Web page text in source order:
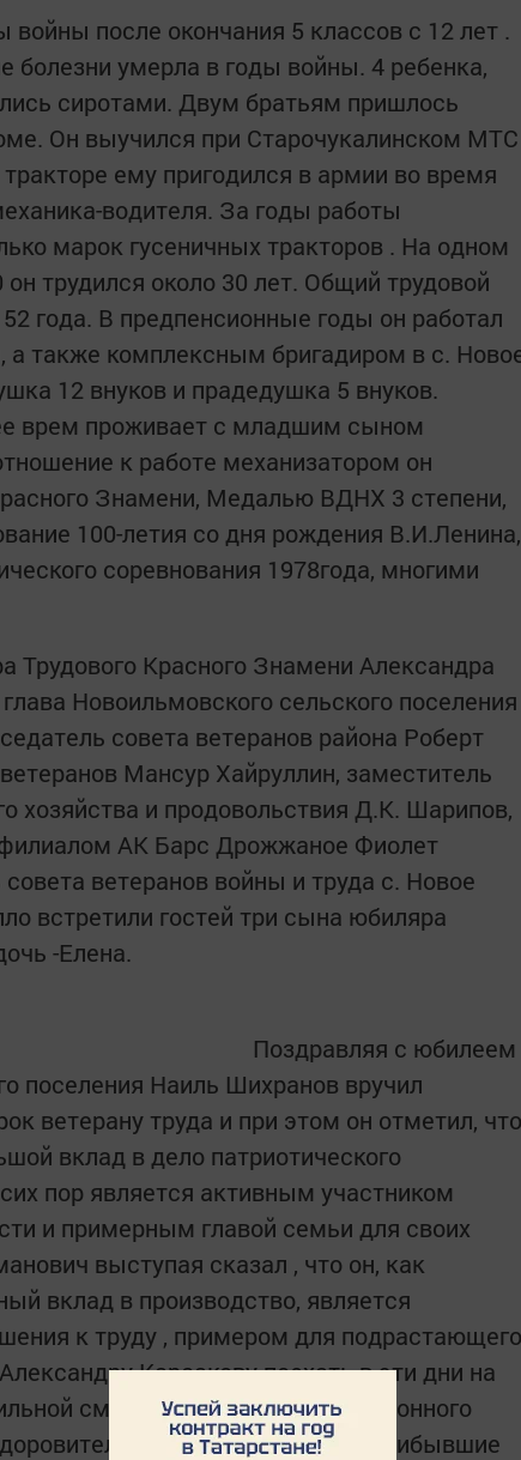
войны после окончания 5 классов с 12 лет .
болезни умерла в годы войны. 4 ребенка,
сиротами. Двум братьям пришлось
Он выучился при Старочукалинском МТС
ему пригодился в армии во время
водителя. За годы работы
марок гусеничных тракторов . На одном
он трудился около 30 лет. Общий трудовой
года. В предпенсионные годы он работал
а также комплексным бригадиром в с.
12 внуков и прадедушка 5 внуков.
врем проживает с младшим сыном
к работе механизатором он
Знамени, Медалью ВДНХ 3 степени,
100-летия со дня рождения В.И.Ленина,
соревнования 1978года, многими
Трудового Красного Знамени Александра
Новоильмовского сельского поселения
совета ветеранов района Роберт
Мансур Хайруллин, заместитель
хозяйства и продовольствия Д.К. Шарипов,
АК Барс Дрожжаное Фиолет
ветеранов войны и труда с. Новое
встретили гостей три сына юбиляра
-Елена.
Поздравляя с юбилеем
поселения Наиль Шихранов вручил
ветерану труда и при этом он отметил, что
вклад в дело патриотического
пор является активным участником
и примерным главой семьи для своих
выступая сказал , что он, как
вклад в производство, является
к труду , примером для подрастающего
Карсакову поехать в эти дни на
смене в составе членов районного
лагерь «Чайка». Прибывшие